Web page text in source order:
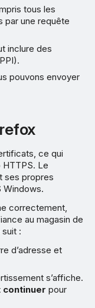
tous les
par une requête
inclure des
pouvons envoyer
ce qui
Le
ses propres
Windows.
correctement,
au magasin de
:
d’adresse et
s’affiche.
pour